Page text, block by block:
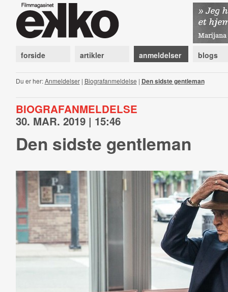
forside artikler anmeldelser blogs
Du er her:Anmeldelser| Biografanmeldelse | Den sidste gentleman
BIOGRAFANMELDELSE
30. MAR. 2019 | 15:46
Den sidste gentleman